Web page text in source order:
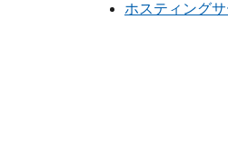
ホスティング